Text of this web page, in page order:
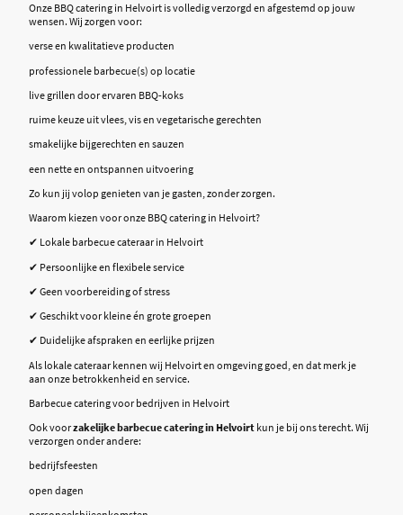
Onze BBQ catering in Helvoirt is volledig verzorgd en afgestemd op jouw
wensen. Wij zorgen voor:
verse en kwalitatieve producten
professionele barbecue(s) op locatie
live grillen door ervaren BBQ-koks
ruime keuze uit vlees, vis en vegetarische gerechten
smakelijke bijgerechten en sauzen
een nette en ontspannen uitvoering
Zo kun jij volop genieten van je gasten, zonder zorgen.
Waarom kiezen voor onze BBQ catering in Helvoirt?
✔ Lokale barbecue cateraar in Helvoirt
✔ Persoonlijke en flexibele service
✔ Geen voorbereiding of stress
✔ Geschikt voor kleine én grote groepen
✔ Duidelijke afspraken en eerlijke prijzen
Als lokale cateraar kennen wij Helvoirt en omgeving goed, en dat merk je
aan onze betrokkenheid en service.
Barbecue catering voor bedrijven in Helvoirt
Ook voorzakelijke barbecue catering in Helvoirt kun je bij ons terecht. Wij
verzorgen onder andere:
bedrijfsfeesten
open dagen